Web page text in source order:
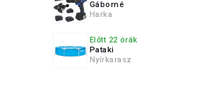
Gáborné
Harka
Előtt 22 órák
Pataki
Nyírkarasz